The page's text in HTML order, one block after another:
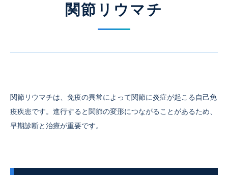
関節リウマチ
関節リウマチは、免疫の異常によって関節に炎症が起こる自己免
疫疾患です。進行すると関節の変形につながることがあるため、
早期診断と治療が重要です。